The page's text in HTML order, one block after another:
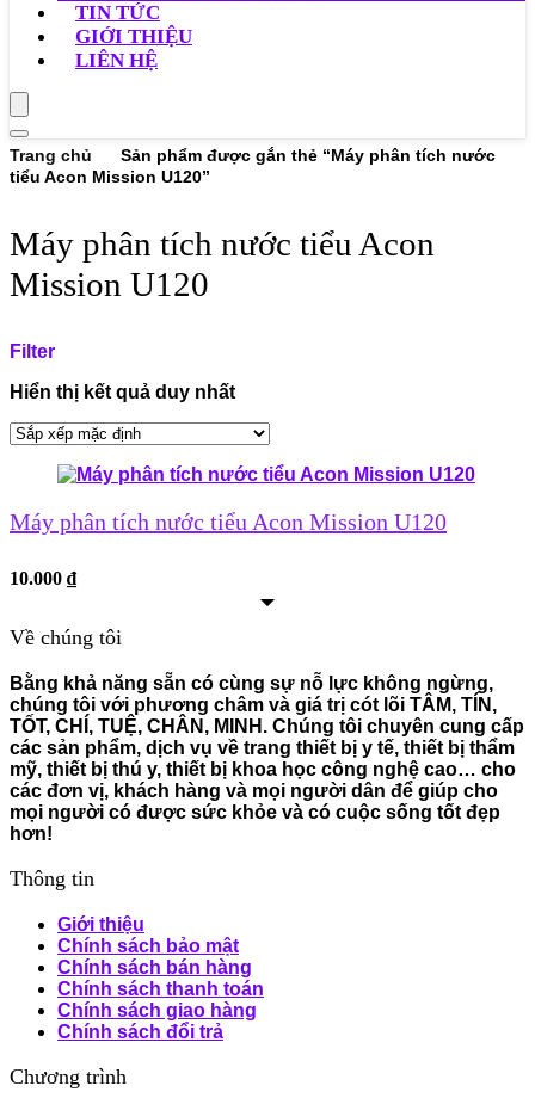
TIN TỨC
GIỚI THIỆU
LIÊN HỆ
Trang chủ
Sản phẩm được gắn thẻ “Máy phân tích nước
tiểu Acon Mission U120”
Máy phân tích nước tiểu Acon
Mission U120
Filter
Hiển thị kết quả duy nhất
Máy phân tích nước tiểu Acon Mission U120
10.000 ₫
Về chúng tôi
Bằng khả năng sẵn có cùng sự nỗ lực không ngừng,
chúng tôi với phương châm và giá trị cót lõi TÂM, TÍN,
TỐT, CHÍ, TUỆ, CHÂN, MINH. Chúng tôi chuyên cung cấp
các sản phẩm, dịch vụ về trang thiết bị y tế, thiết bị thẩm
mỹ, thiết bị thú y, thiết bị khoa học công nghệ cao… cho
các đơn vị, khách hàng và mọi người dân để giúp cho
mọi người có được sức khỏe và có cuộc sống tốt đẹp
hơn!
Thông tin
Giới thiệu
Chính sách bảo mật
Chính sách bán hàng
Chính sách thanh toán
Chính sách giao hàng
Chính sách đổi trả
Chương trình